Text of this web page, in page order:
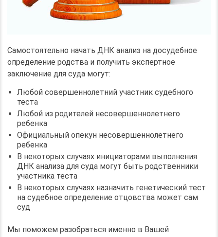
Самостоятельно начать ДНК анализ на досудебное
определение родства и получить экспертное
заключение для суда могут:
Любой совершеннолетний участник судебного
теста
Любой из родителей несовершеннолетнего
ребенка
Официальный опекун несовершеннолетнего
ребенка
В некоторых случаях инициаторами выполнения
ДНК анализа для суда могут быть родственники
участника теста
В некоторых случаях назначить генетический тест
на судебное определение отцовства может сам
суд
Мы поможем разобраться именно в Вашей